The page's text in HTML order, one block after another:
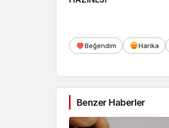
Beğendim Harika
Benzer Haberler